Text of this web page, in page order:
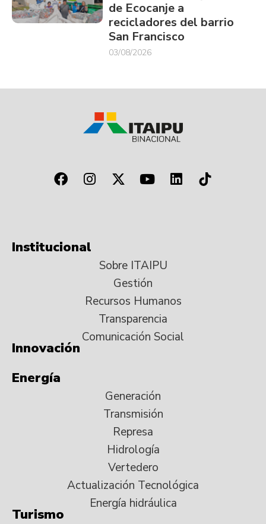
de Ecocanje a
recicladores del barrio
San Francisco
03/08/2026
Institucional
Sobre ITAIPU
Gestión
Recursos Humanos
Transparencia
Comunicación Social
Innovación
Energía
Generación
Transmisión
Represa
Hidrología
Vertedero
Actualización Tecnológica
Energía hidráulica
Turismo